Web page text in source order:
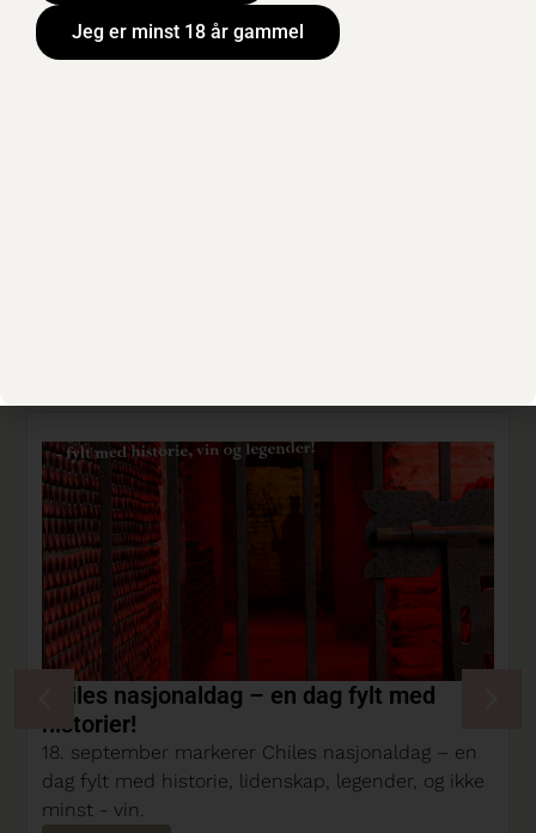
strukturert, med
moden frukt og en
fyldig avslutning med
Chiles nasjonaldag – en dag fylt med
historier!
18. september markerer Chiles nasjonaldag – en
dag fylt med historie, lidenskap, legender, og ikke
minst - vin.
Jeg er minst 18 år gammel